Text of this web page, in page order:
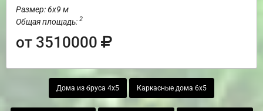
Размер: 6х9 м
Общая площадь: 2
от 3510000
Дома из бруса 4х5 Каркасные дома 6х5